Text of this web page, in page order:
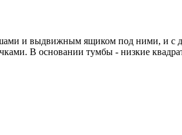
и выдвижным ящиком под ними, и с
В основании тумбы - низкие